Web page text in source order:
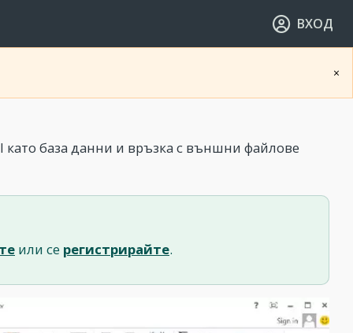
ВХОД
×
база данни и връзка с външни файлове
или се регистрирайте.